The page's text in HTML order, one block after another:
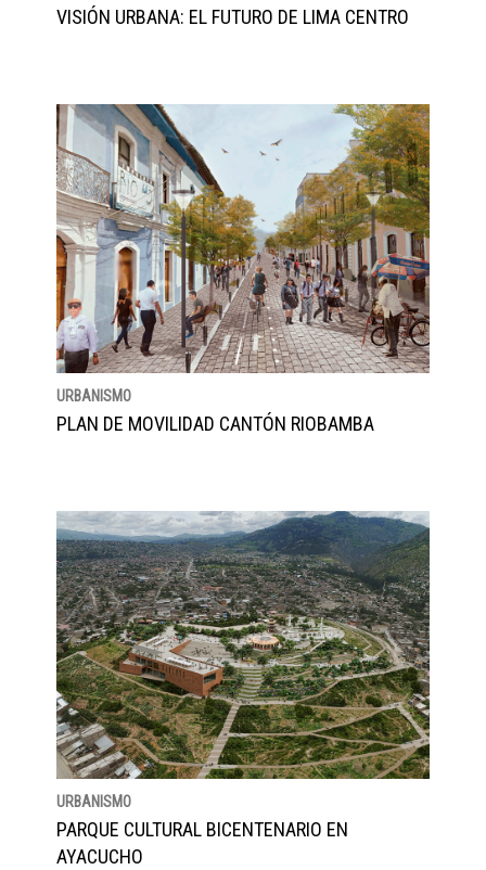
VISIÓN URBANA: EL FUTURO DE LIMA CENTRO
URBANISMO
PLAN DE MOVILIDAD CANTÓN RIOBAMBA
URBANISMO
PARQUE CULTURAL BICENTENARIO EN
AYACUCHO